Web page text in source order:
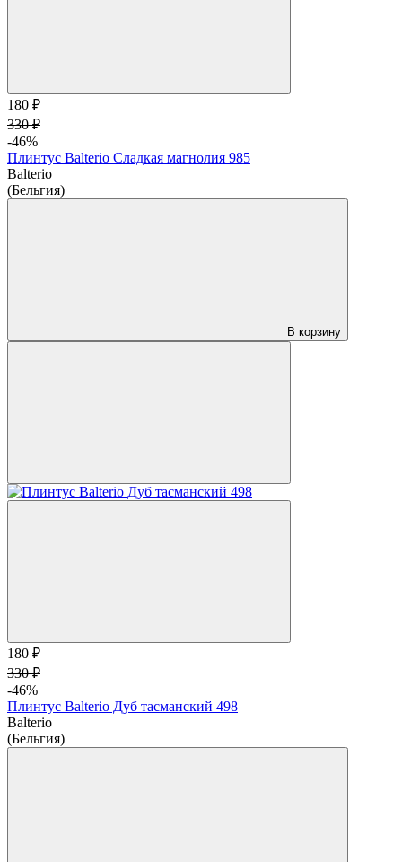
180 ₽
330 ₽
-46%
Плинтус Balterio Сладкая магнолия 985
Balterio
(Бельгия)
В корзину
180 ₽
330 ₽
-46%
Плинтус Balterio Дуб тасманский 498
Balterio
(Бельгия)